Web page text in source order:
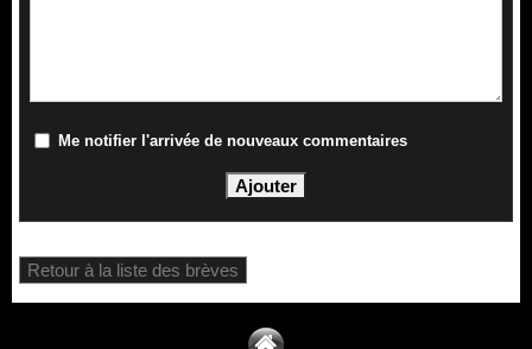
Me notifier l'arrivée de nouveaux commentaires
Retour à la liste des brèves